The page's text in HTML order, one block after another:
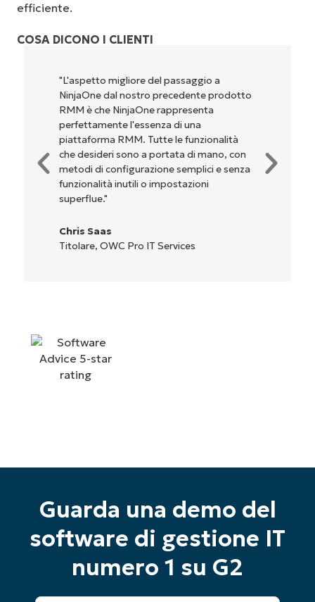
efficiente.
COSA DICONO I CLIENTI
migliore del passaggio a
dal nostro precedente prodotto
NinjaOne rappresenta
l'essenza di una
RMM. Tutte le funzionalità
sono a portata di mano, con
semplici e senza
inutili o impostazioni
Pro IT Services
perché unisce
dell'interfaccia
complicate. Tutte
sono indicati
Guarda una demo del
software di gestione IT
numero 1 su G2
Inizia la tua prova di 14 giorni